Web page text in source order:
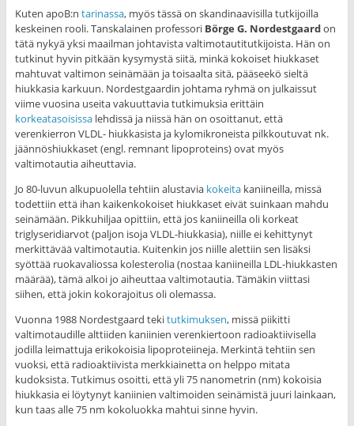
Kuten apoB:n tarinassa, myös tässä on skandinaavisilla tutkijoilla
keskeinen rooli. Tanskalainen professori Börge G. Nordestgaardon
tätä nykyä yksi maailman johtavista valtimotautitutkijoista. Hän on
tutkinut hyvin pitkään kysymystä siitä, minkä kokoiset hiukkaset
mahtuvat valtimon seinämään ja toisaalta sitä, pääseekö sieltä
hiukkasia karkuun. Nordestgaardin johtama ryhmä on julkaissut
viime vuosina useita vakuuttavia tutkimuksia erittäin
korkeatasoisissalehdissä ja niissä hän on osoittanut, että
verenkierron VLDL- hiukkasista ja kylomikroneista pilkkoutuvat nk.
jäännöshiukkaset (engl. remnant lipoproteins) ovat myös
valtimotautia aiheuttavia.
Jo 80-luvun alkupuolella tehtiin alustavia kokeitakaniineilla, missä
todettiin että ihan kaikenkokoiset hiukkaset eivät suinkaan mahdu
seinämään. Pikkuhiljaa opittiin, että jos kaniineilla oli korkeat
triglyseridiarvot (paljon isoja VLDL-hiukkasia), niille ei kehittynyt
merkittävää valtimotautia. Kuitenkin jos niille alettiin sen lisäksi
syöttää ruokavaliossa kolesterolia (nostaa kaniineilla LDL-hiukkasten
määrää), tämä alkoi jo aiheuttaa valtimotautia. Tämäkin viittasi
siihen, että jokin kokorajoitus oli olemassa.
Vuonna 1988 Nordestgaard tekitutkimuksen, missä piikitti
valtimotaudille alttiiden kaniinien verenkiertoon radioaktiivisella
jodilla leimattuja erikokoisia lipoproteiineja. Merkintä tehtiin sen
vuoksi, että radioaktiivista merkkiainetta on helppo mitata
kudoksista. Tutkimus osoitti, että yli 75 nanometrin (nm) kokoisia
hiukkasia ei löytynyt kaniinien valtimoiden seinämistä juuri lainkaan,
kun taas alle 75 nm kokoluokka mahtui sinne hyvin.